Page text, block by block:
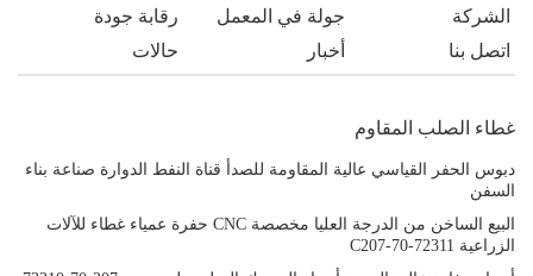
الشركة جولة في المعمل
رقابة جودة
اتصل بنا
أخبار حالات
غطاء الصلب المقاوم
دبوس الحفر القياسي عالية المقاومة للصدأ قناة النفط الدوارة صناعة بناء
السفن
البيع الساخن من الدرجة العليا مخصصة CNC حفرة عمياء غطاء للآلات
الزراعية C207-70-72311